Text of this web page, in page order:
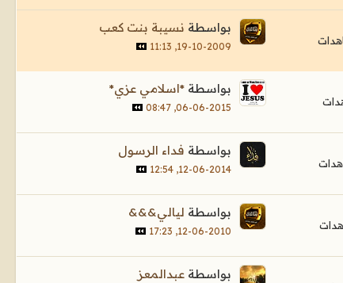
بواسطة نسيبة بنت كعب
19-10-2009, 11:13
بواسطة*اسلامي عزي*
06-06-2015, 08:47
بواسطة فداء الرسول
12-06-2014, 12:54
بواسطة ليالي&&&
12-06-2010, 17:23
بواسطةعبدالمعز